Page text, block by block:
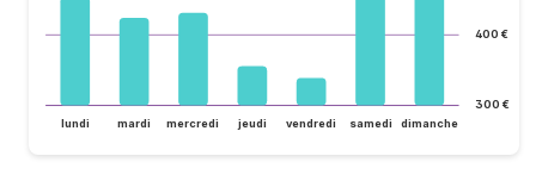
300 €
400 €
lundi mardi mercredi jeudi vendredi samedi dimanche